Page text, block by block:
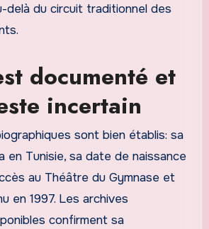
delà du circuit traditionnel des
documenté et
incertain
sont bien établis: sa
en Tunisie, sa date de naissance
au Théâtre du Gymnase et
en 1997. Les archives
confirment sa